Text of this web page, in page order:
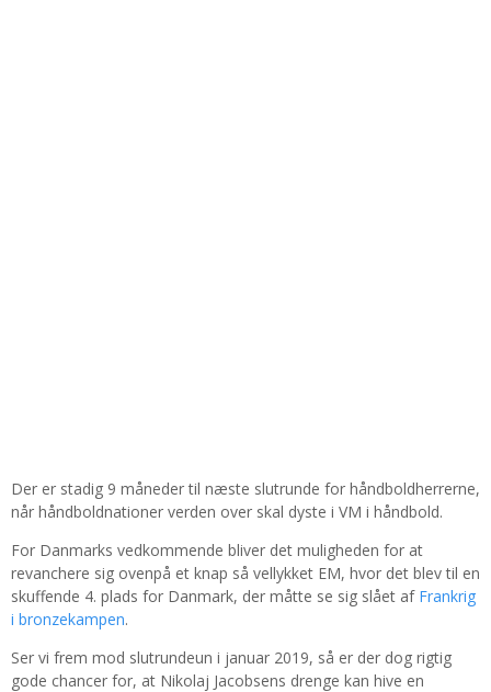
Der er stadig 9 måneder til næste slutrunde for håndboldherrerne,
når håndboldnationer verden over skal dyste i VM i håndbold.
For Danmarks vedkommende bliver det muligheden for at
revanchere sig ovenpå et knap så vellykket EM, hvor det blev til en
skuffende 4. plads for Danmark, der måtte se sig slået af Frankrig
i bronzekampen.
Ser vi frem mod slutrundeun i januar 2019, så er der dog rigtig
gode chancer for, at Nikolaj Jacobsens drenge kan hive en